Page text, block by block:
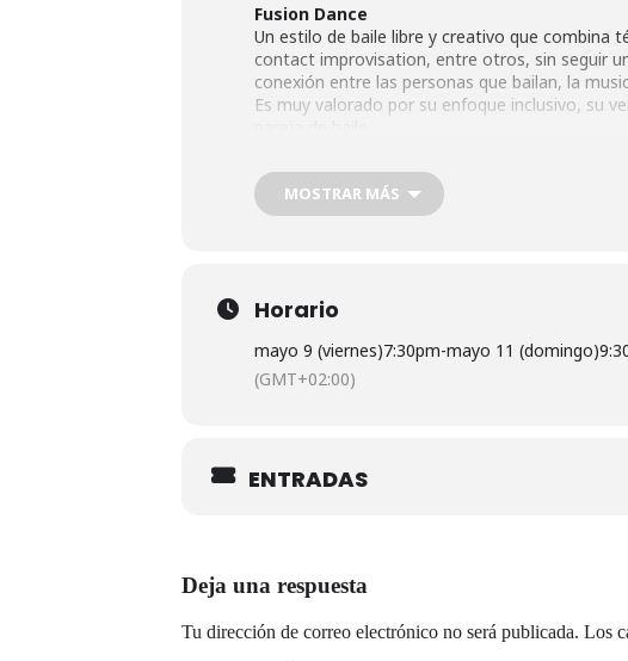
Fusion Dance
Un estilo de baile libre y creativo que combina
contact improvisation, entre otros, sin seguir
conexión entre las personas que bailan, la
Es muy valorado por su enfoque inclusivo, su
movimientos concretos de distintos estilos de
Viernes 09/05 a las 19:30h
centrífuga, peso, equilibrio, energía. Una
DIRECCIÓN
ESPACIO LA PRADERA
689 910 100 / 690 997 473
MOSTRAR MÁS
Horario
mayo 9 (viernes)7:30pm-mayo 11 (domingo)
(GMT+02:00)
ENTRADAS
Deja una respuesta
Tu dirección de correo electrónico no será publicada. Los